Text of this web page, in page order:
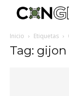
Inicio Etiquetas
Tag: